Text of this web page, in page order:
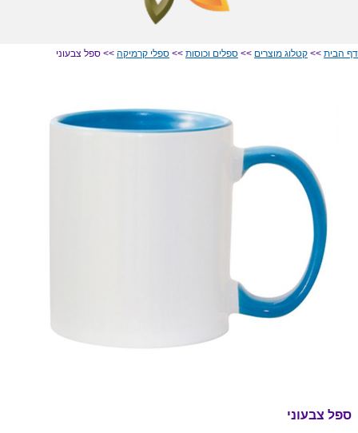
דף הבית >> קטלוג מוצרים >> ספלים וכוסות >> ספלי קרמיקה >> ספל צבעוני
ספל צבעוני